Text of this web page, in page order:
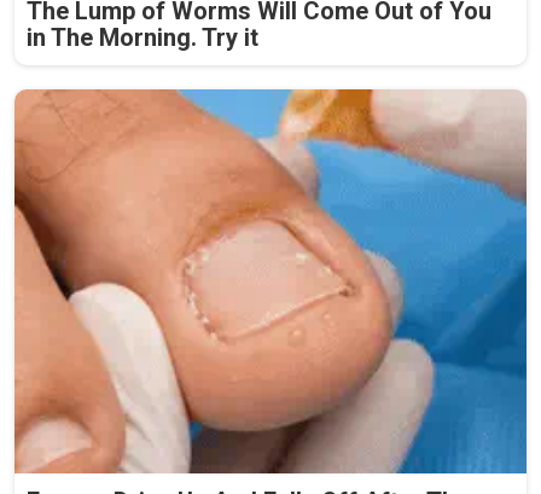
The Lump of Worms Will Come Out of You
in The Morning. Try it